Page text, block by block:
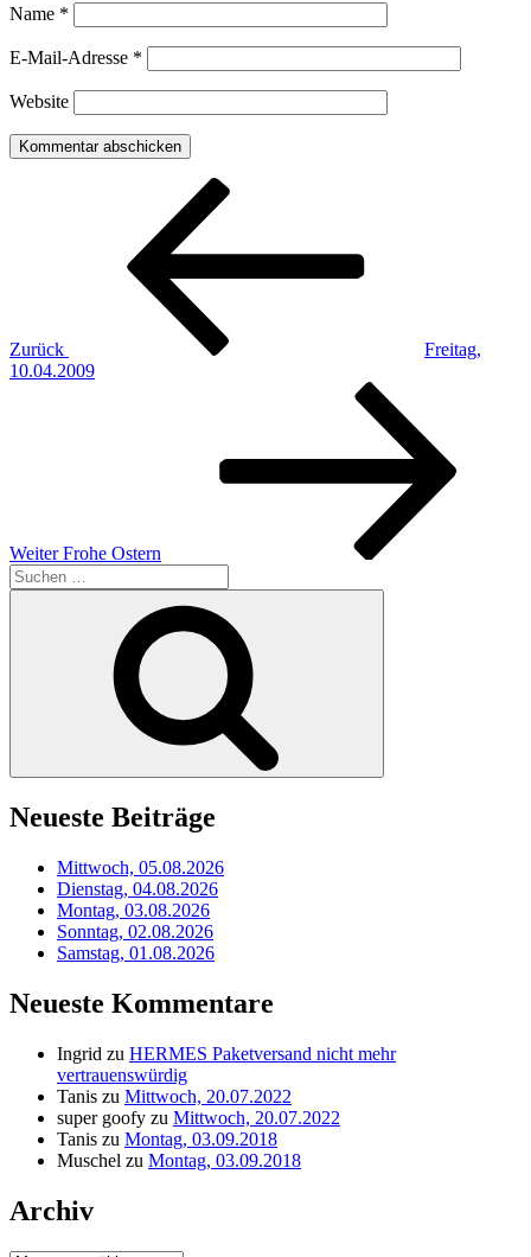
Name *
E-Mail-Adresse *
Website
Beitragsnavigation
Zurück
Freitag,
10.04.2009
Weiter Frohe Ostern
Suchen
nach:
Neueste Beiträge
Mittwoch, 05.08.2026
Dienstag, 04.08.2026
Montag, 03.08.2026
Sonntag, 02.08.2026
Samstag, 01.08.2026
Neueste Kommentare
Ingrid zu HERMES Paketversand nicht mehr
vertrauenswürdig
Tanis zu Mittwoch, 20.07.2022
super goofy zu Mittwoch, 20.07.2022
Tanis zu Montag, 03.09.2018
Muschel zu Montag, 03.09.2018
Archiv